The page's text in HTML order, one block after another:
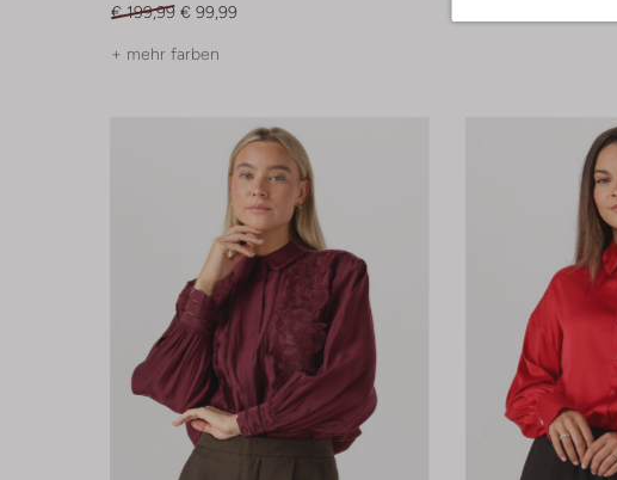
€ 199,99 € 99,99
+ mehr farben